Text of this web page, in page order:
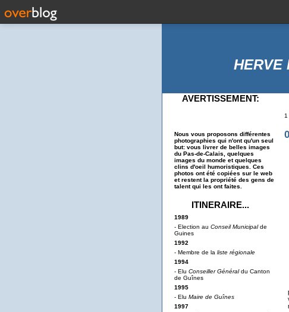
HERVE
AVERTISSEMENT:
Nous vous proposons différentes
photographies qui n'ont qu'un seul
but: vous livrer de belles images
du Pas-de-Calais, quelques
images du monde et quelques
clins d'oeil humoristiques. Ces
photos ont été copiées sur le web
et restent la propriété des gens de
talent qui les ont faites.
ITINERAIRE...
1989
- Election au Conseil Municipalde
Guines
1992
- Membre de la liste régionale
1994
- Elu Conseiller Généraldu Canton
de Guînes
1995
- Elu Maire de Guînes
1997